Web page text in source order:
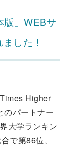
版」WEBサ
した！
Higher
のパートナー
大学ランキン
で第86位、